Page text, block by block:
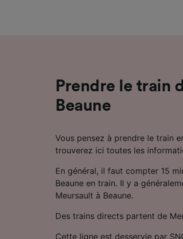
Prendre le train
Beaune
Vous pensez à prendre le train
trouverez ici toutes les
En général, il faut compter 15
Beaune en train. Il y a
Meursault à Beaune.
Des trains directs partent de
Cette ligne est desservie par